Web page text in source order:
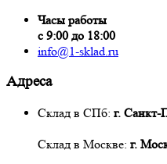
Часы работы
с 9:00 до 18:00
info@1-sklad.ru
Адреса
Склад в СПб: г. Санкт-
Склад в Москве: г.